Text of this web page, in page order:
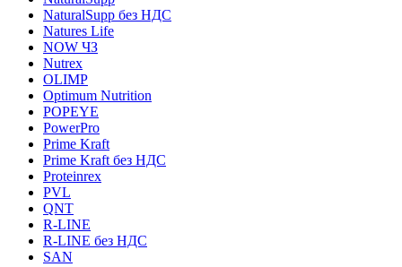
NaturalSupp без НДС
Natures Life
NOW ЧЗ
Nutrex
OLIMP
Optimum Nutrition
POPEYE
PowerPro
Prime Kraft
Prime Kraft без НДС
Proteinrex
PVL
QNT
R-LINE
R-LINE без НДС
SAN